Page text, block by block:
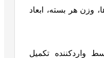
وزن هر بسته، ابعاد
واردکننده تکمیل